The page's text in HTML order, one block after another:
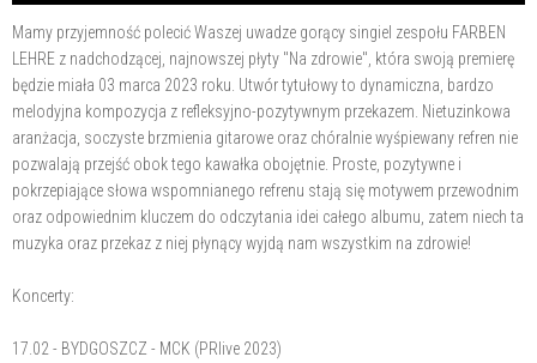
Mamy przyjemność polecić Waszej uwadze gorący singiel zespołu FARBEN
LEHRE z nadchodzącej, najnowszej płyty "Na zdrowie", która swoją premierę
będzie miała 03 marca 2023 roku. Utwór tytułowy to dynamiczna, bardzo
melodyjna kompozycja z refleksyjno-pozytywnym przekazem. Nietuzinkowa
aranżacja, soczyste brzmienia gitarowe oraz chóralnie wyśpiewany refren nie
pozwalają przejść obok tego kawałka obojętnie. Proste, pozytywne i
pokrzepiające słowa wspomnianego refrenu stają się motywem przewodnim
oraz odpowiednim kluczem do odczytania idei całego albumu, zatem niech ta
muzyka oraz przekaz z niej płynący wyjdą nam wszystkim na zdrowie!
Koncerty:
17.02 - BYDGOSZCZ - MCK (PRlive 2023)